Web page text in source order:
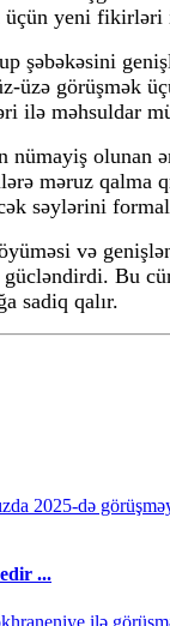
yeni fikirləri
şəbəkəsini
üzə görüşmək
ilə məhsuldar
nümayiş olunan
məruz qalma
səylərini
və
gücləndirdi. Bu
sadiq qalır.
...